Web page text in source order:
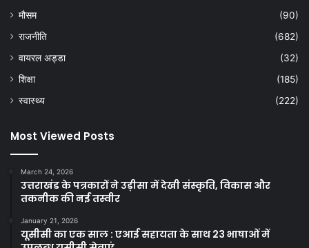
मौसम
(90)
राजनीति
(682)
वायरल अड्डा
(32)
शिक्षा
(185)
स्वास्थ्य
(222)
Most Viewed Posts
March 24, 2026
उत्तराखंड के पत्रकारों ने उड़ीसा में देखी संस्कृति, विकास और
तकनीक की नई तस्वीर
January 21, 2026
यूसीसी का एक साल : एआई सहायता के साथ 23 भाषाओं में